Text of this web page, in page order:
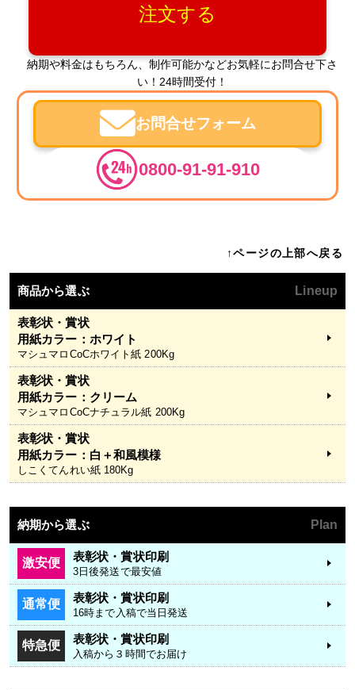
注文する
納期や料金はもちろん、制作可能かなどお気軽にお問合せ下さ
い！24時間受付！
お問合せフォーム
0800-91-91-910
↑ページの上部へ戻る
商品から選ぶ Lineup
表彰状・賞状
用紙カラー：ホワイト
マシュマロCoCホワイト紙 200Kg
表彰状・賞状
用紙カラー：クリーム
マシュマロCoCナチュラル紙 200Kg
表彰状・賞状
用紙カラー：白＋和風模様
しこくてんれい紙 180Kg
納期から選ぶ Plan
激安便 表彰状・賞状印刷
3日後発送で最安値
通常便 表彰状・賞状印刷
16時まで入稿で当日発送
特急便 表彰状・賞状印刷
入稿から３時間でお届け